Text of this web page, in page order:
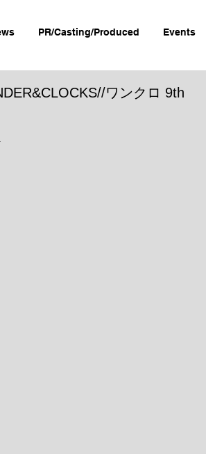
PR/Casting/Produced Events
ワンクロ 9th